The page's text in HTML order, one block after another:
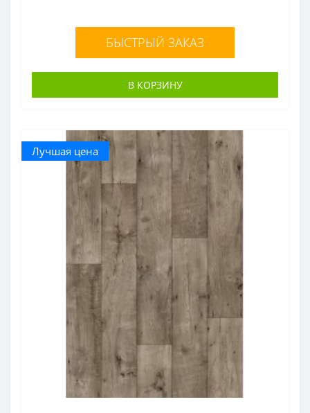
БЫСТРЫЙ ЗАКАЗ
В КОРЗИНУ
Лучшая цена